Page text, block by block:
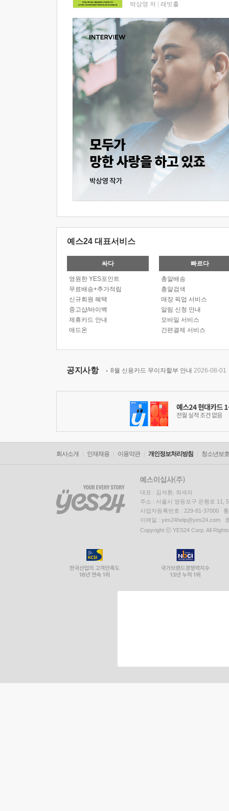
박상영 저 래빗홀
예스24 대표서비스
싸다
영원한 YES포인트
무료배송+추가적립
신규회원 혜택
중고샵/바이백
제휴카드 안내
애드온
빠르다
총알배송
총알검색
매장 픽업 서비스
알림 신청 안내
모바일 서비스
간편결제 서비스
공지사항 8월 신용카드 무이자할부 안내 2026-08-01
회사소개 인재채용 이용약관 개인정보처리방침 청소년보
대표 : 김석환, 최세라
주소 : 서울시 영등포구 은행로 11,
사업자등록번호 : 229-81-37000
이메일 : yes24help@yes24.com
Copyright ⓒ YES24 Corp. All